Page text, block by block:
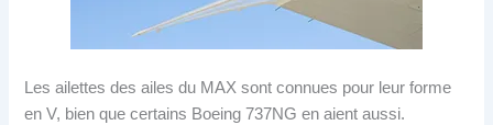
Les ailettes des ailes du MAX sont connues pour leur forme
en V, bien que certains Boeing 737NG en aient aussi.